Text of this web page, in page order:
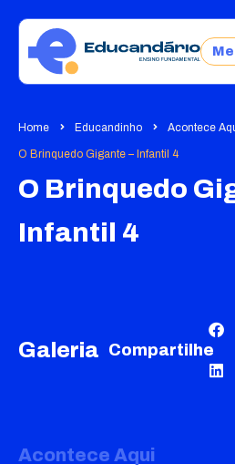
Home Educandinho Acontece
O Brinquedo Gigante – Infantil 4
O Brinquedo
Infantil 4
Galeria Compartilhe
Acontece Aqui